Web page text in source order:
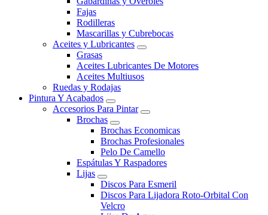
Fajas
Rodilleras
Mascarillas y Cubrebocas
Aceites y Lubricantes
Grasas
Aceites Lubricantes De Motores
Aceites Multiusos
Ruedas y Rodajas
Pintura Y Acabados
Accesorios Para Pintar
Brochas
Brochas Economicas
Brochas Profesionales
Pelo De Camello
Espátulas Y Raspadores
Lijas
Discos Para Esmeril
Discos Para Lijadora Roto-Orbital Con
Velcro